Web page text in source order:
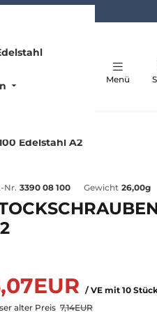
Menü
Edelstahl A2
Nr. 3390 08 100 Gewicht 26,00g
/ VE mit 10
alter Preis 7,14EUR